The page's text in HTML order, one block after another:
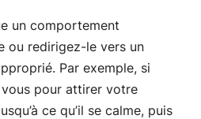
un comportement
ou redirigez-le vers un
Par exemple, si
pour attirer votre
ce qu’il se calme, puis